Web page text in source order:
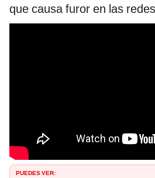
que causa furor en las
PUEDES VER: